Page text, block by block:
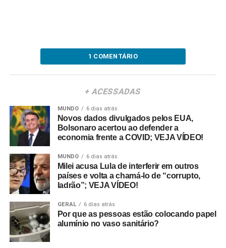
1 COMENTÁRIO
+ ACESSADAS
MUNDO 6 dias atrás
Novos dados divulgados pelos EUA,
Bolsonaro acertou ao defender a
economia frente a COVID; VEJA VÍDEO!
MUNDO 6 dias atrás
Milei acusa Lula de interferir em outros
países e volta a chamá-lo de “corrupto,
ladrão”; VEJA VÍDEO!
GERAL 6 dias atrás
Por que as pessoas estão colocando papel
alumínio no vaso sanitário?